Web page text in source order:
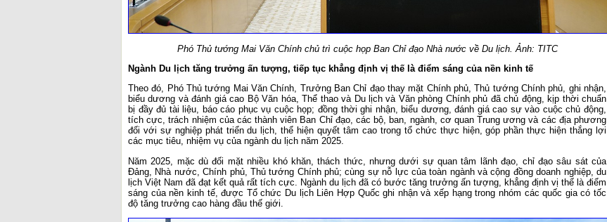
Phó Thủ tướng Mai Văn Chính chủ trì cuộc họp Ban Chỉ đạo Nhà nước về Du lịch. Ảnh: TITC
Ngành Du lịch tăng trưởng ấn tượng, tiếp tục khẳng định vị thế là điểm sáng của nền kinh tế
Theo đó, Phó Thủ tướng Mai Văn Chính, Trưởng Ban Chỉ đạo thay mặt Chính phủ, Thủ tướng Chính phủ, ghi nhận,
biểu dương và đánh giá cao Bộ Văn hóa, Thể thao và Du lịch và Văn phòng Chính phủ đã chủ động, kịp thời chuẩn
bị đầy đủ tài liệu, báo cáo phục vụ cuộc họp; đồng thời ghi nhận, biểu dương, đánh giá cao sự vào cuộc chủ động,
tích cực, trách nhiệm của các thành viên Ban Chỉ đạo, các bộ, ban, ngành, cơ quan Trung ương và các địa phương
đối với sự nghiệp phát triển du lịch, thể hiện quyết tâm cao trong tổ chức thực hiện, góp phần thực hiện thắng lợi
các mục tiêu, nhiệm vụ của ngành du lịch năm 2025.
Năm 2025, mặc dù đối mặt nhiều khó khăn, thách thức, nhưng dưới sự quan tâm lãnh đạo, chỉ đạo sâu sát của
Đảng, Nhà nước, Chính phủ, Thủ tướng Chính phủ; cùng sự nỗ lực của toàn ngành và cộng đồng doanh nghiệp, du
lịch Việt Nam đã đạt kết quả rất tích cực. Ngành du lịch đã có bước tăng trưởng ấn tượng, khẳng định vị thế là điểm
sáng của nền kinh tế, được Tổ chức Du lịch Liên Hợp Quốc ghi nhận và xếp hạng trong nhóm các quốc gia có tốc
độ tăng trưởng cao hàng đầu thế giới.